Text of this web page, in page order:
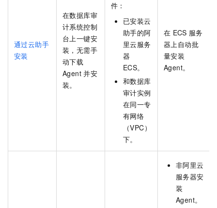
通过云助手
安装
在数据库审
计系统控制
台上一键安
装，无需手
动下载
Agent 并安
装。
件：
已安装云
助手的阿
里云服务
器
ECS。
和数据库
审计实例
在同一专
有网络
（VPC）
下。
在 ECS 服务
器上自动批
量安装
Agent。
非阿里云
服务器安
装
Agent。